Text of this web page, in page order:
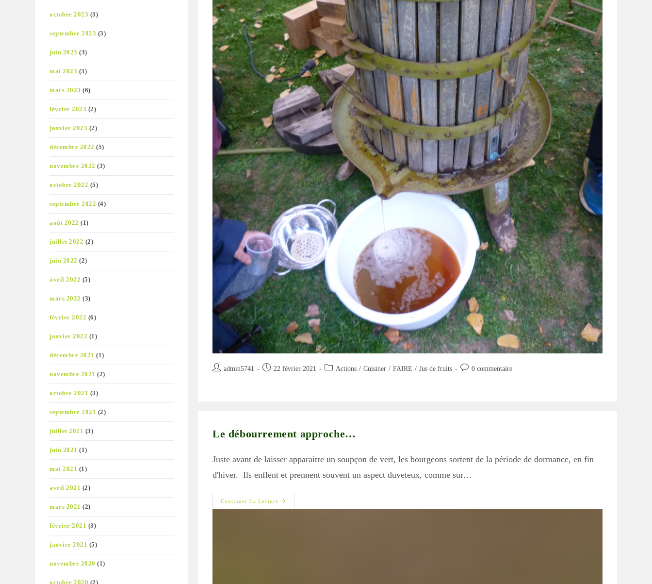
Auteur/autrice
admin5741
Publication
22 février 2021
Post Actions / Cuisiner / FAIRE / Jus de fruits
Commentaires
0 commentaire
Le débourrement approche…
Juste avant de laisser apparaitre un soupçon de vert, les bourgeons sortent de la période de dormance, en fin
d'hiver. Ils enflent et prennent souvent un aspect duveteux, comme sur…
Continuer La Lecture
Le
Débourrement
octobre 2023 (3)
septembre 2023 (3)
juin 2023 (3)
mai 2023 (3)
mars 2023 (6)
février 2023 (2)
janvier 2023 (2)
décembre 2022 (5)
novembre 2022 (3)
octobre 2022 (5)
septembre 2022 (4)
août 2022 (1)
juillet 2022 (2)
juin 2022 (2)
avril 2022 (5)
mars 2022 (3)
février 2022 (6)
janvier 2022 (1)
décembre 2021 (1)
novembre 2021 (2)
octobre 2021 (3)
septembre 2021 (2)
juillet 2021 (3)
juin 2021 (1)
mai 2021 (1)
avril 2021 (2)
mars 2021 (2)
février 2021 (3)
janvier 2021 (5)
novembre 2020 (1)
octobre 2020 (2)